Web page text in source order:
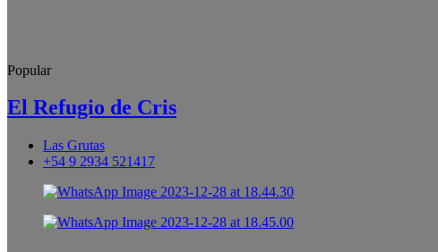
Popular
El Refugio de Cris
Las Grutas
+54 9 2934 521417